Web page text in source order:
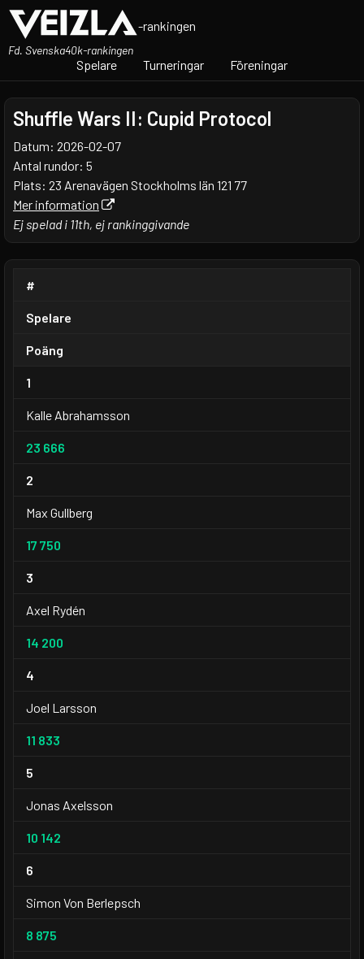
-rankingen
Fd. Svenska40k-rankingen
Spelare Turneringar Föreningar
Shuffle Wars II: Cupid Protocol
Datum: 2026-02-07
Antal rundor: 5
Plats: 23 Arenavägen Stockholms län 121 77
Mer information
Ej spelad i 11th, ej rankinggivande
#
Spelare
Poäng
1
Kalle Abrahamsson
23 666
2
Max Gullberg
17 750
3
Axel Rydén
14 200
4
Joel Larsson
11 833
5
Jonas Axelsson
10 142
6
Simon Von Berlepsch
8 875